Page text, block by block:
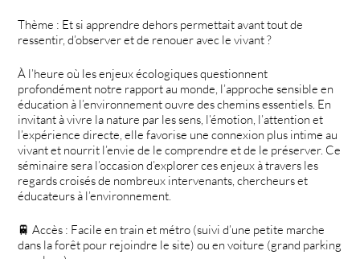
Thème : Et si apprendre dehors permettait avant tout de
ressentir, d’observer et de renouer avec le vivant ?
À l’heure où les enjeux écologiques questionnent
profondément notre rapport au monde, l’approche sensible en
éducation à l’environnement ouvre des chemins essentiels. En
invitant à vivre la nature par les sens, l’émotion, l’attention et
l’expérience directe, elle favorise une connexion plus intime au
vivant et nourrit l’envie de le comprendre et de le préserver. Ce
séminaire sera l’occasion d’explorer ces enjeux à travers les
regards croisés de nombreux intervenants, chercheurs et
éducateurs à l’environnement.
🚆 Accès : Facile en train et métro (suivi d’une petite marche
dans la forêt pour rejoindre le site) ou en voiture (grand parking